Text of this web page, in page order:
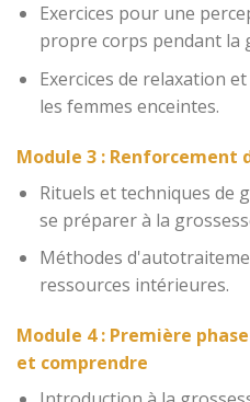
Exercices pour une
propre corps pendant la
Exercices de relaxation
les femmes enceintes.
Module 3 : Renforcement
Rituels et techniques de
se préparer à la
Méthodes
ressources intérieures.
Module 4 : Première
et comprendre